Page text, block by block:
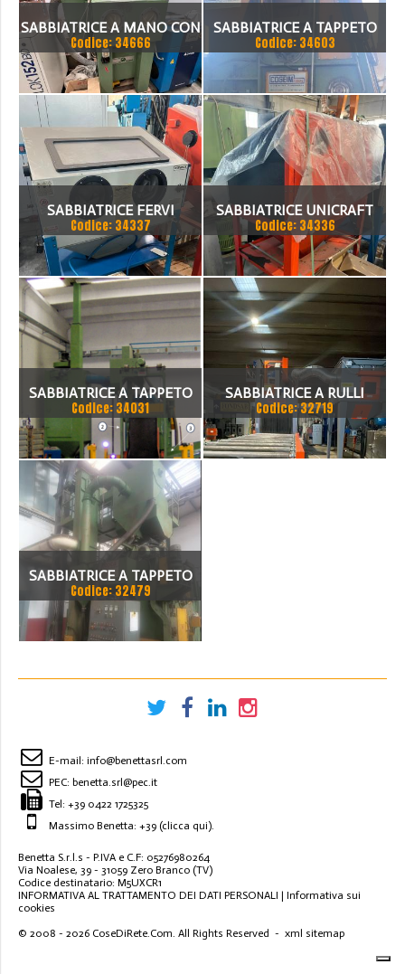
SABBIATRICE A MANO CON
FILTRO
Codice: 34666
SABBIATRICE A TAPPETO
COGEIM
Codice: 34603
SABBIATRICE FERVI
Codice: 34337
SABBIATRICE UNICRAFT
SSK1
Codice: 34336
SABBIATRICE A TAPPETO
CON LIBRETTO
Codice: 34031
SABBIATRICE A RULLI
1500X1300H 4 TURBINE
Codice: 32719
SABBIATRICE A TAPPETO
FABO TG 10
Codice: 32479
E-mail: info@benettasrl.com
PEC: benetta.srl@pec.it
Tel: +39 0422 1725325
Massimo Benetta: +39 (clicca qui).
Benetta S.r.l.s - P.IVA e C.F: 05276980264
Via Noalese, 39 - 31059 Zero Branco (TV)
Codice destinatario: M5UXCR1
INFORMATIVA AL TRATTAMENTO DEI DATI PERSONALI | Informativa sui
cookies
© 2008 - 2026 CoseDiRete.Com. All Rights Reserved - xml sitemap